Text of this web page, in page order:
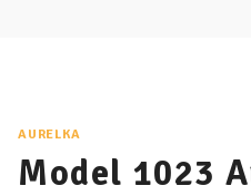
AURELKA
Model 1023